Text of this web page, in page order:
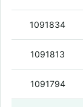
1091834
1091813
1091794